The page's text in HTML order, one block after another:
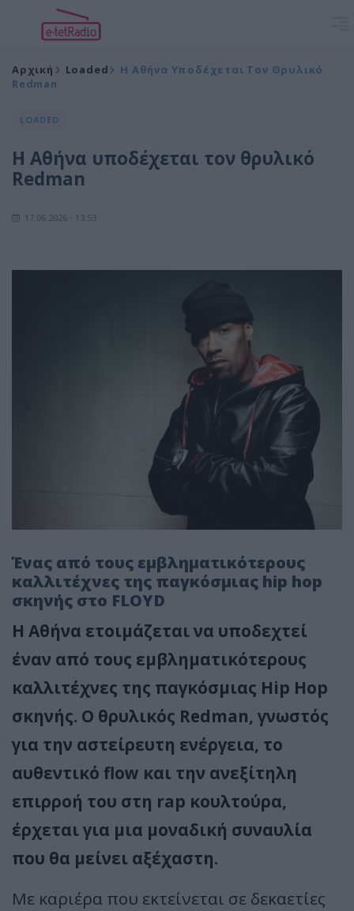
Αρχική Loaded
Η Αθήνα Υποδέχεται Τον Θρυλικό
Redman
LOADED
Η Αθήνα υποδέχεται τον θρυλικό
Redman
17.06.2026 - 13:53
Ένας από τους εμβληματικότερους
καλλιτέχνες της παγκόσμιας hip hop
σκηνής στο FLOYD
Η Αθήνα ετοιμάζεται να υποδεχτεί
έναν από τους εμβληματικότερους
καλλιτέχνες της παγκόσμιας Hip Hop
σκηνής. Ο θρυλικός Redman, γνωστός
για την αστείρευτη ενέργεια, το
αυθεντικό flow και την ανεξίτηλη
επιρροή του στη rap κουλτούρα,
έρχεται για μια μοναδική συναυλία
που θα μείνει αξέχαστη.
Με καριέρα που εκτείνεται σε δεκαετίες